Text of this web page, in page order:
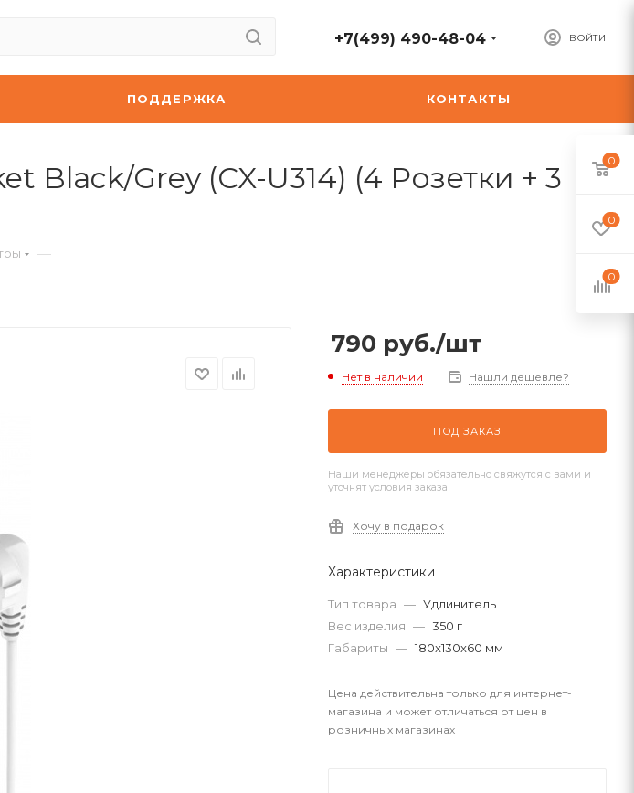
ВОЙТИ
+7(499) 490-48-04
ПОДДЕРЖКА КОНТАКТЫ
Black/Grey (CX-U314) (4 Розетки + 3
—
790 руб./шт
Нет в наличии Нашли дешевле?
ПОД ЗАКАЗ
Наши менеджеры обязательно свяжутся с вами и
уточнят условия заказа
Хочу в подарок
Характеристики
Тип товара — Удлинитель
Вес изделия — 350 г
Габариты — 180x130x60 мм
Цена действительна только для интернет-
магазина и может отличаться от цен в
розничных магазинах
0
0
0